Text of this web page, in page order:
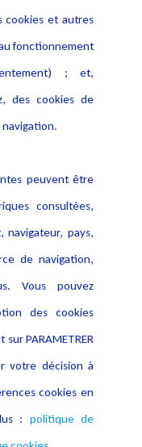
cookies et autres
fonctionnement
; et,
des cookies de
navigation.
peuvent être
consultées,
pays,
de navigation,
Vous pouvez
des cookies
PARAMETRER
votre décision à
cookies en
: politique de